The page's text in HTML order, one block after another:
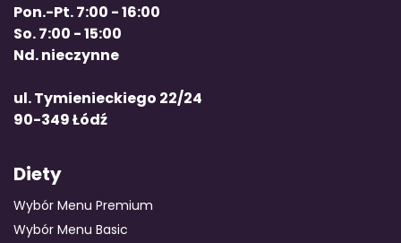
Pon.-Pt. 7:00 - 16:00
So. 7:00 - 15:00
Nd. nieczynne
ul. Tymienieckiego 22/24
90-349 Łódź
Diety
Wybór Menu Premium
Wybór Menu Basic